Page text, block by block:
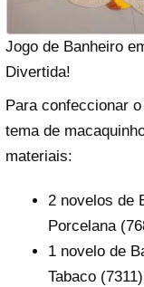
Jogo de Banheiro
Divertida!
Para confeccionar
tema de
materiais:
2 novelos de
Porcelana
1 novelo de
Tabaco